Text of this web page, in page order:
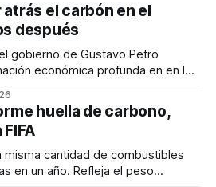
el carbón en el
después
gobierno de Gustavo Petro
económica profunda en en la
huella de carbono,
misma cantidad de combustibles
en un año. Refleja el peso